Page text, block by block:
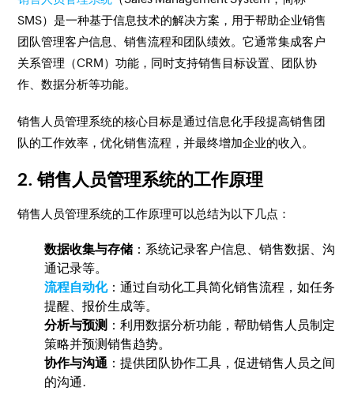
SMS）是一种基于信息技术的解决方案，用于帮助企业销售
团队管理客户信息、销售流程和团队绩效。它通常集成客户
关系管理（CRM）功能，同时支持销售目标设置、团队协
作、数据分析等功能。
销售人员管理系统的核心目标是通过信息化手段提高销售团
队的工作效率，优化销售流程，并最终增加企业的收入。
2. 销售人员管理系统的工作原理
销售人员管理系统的工作原理可以总结为以下几点：
数据收集与存储 ：系统记录客户信息、销售数据、沟
通记录等。
流程自动化：通过自动化工具简化销售流程，如任务
提醒、报价生成等。
分析与预测 ：利用数据分析功能，帮助销售人员制定
策略并预测销售趋势。
协作与沟通 ：提供团队协作工具，促进销售人员之间
的沟通.